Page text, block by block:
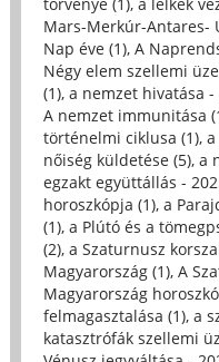
Mars-Merkúr-Antares-
Nap éve (1), A
Négy elem szellemi
(1), a nemzet hivatása
A nemzet immunitása
történelmi ciklusa (1),
nőiség küldetése (5), a
egzakt együttállás -
horoszkópja (1), a
(1), a Plútó és a
(2), a Szaturnusz
Magyarország (1), A
Magyarország
felmagasztalása (1), a
katasztrófák szellemi